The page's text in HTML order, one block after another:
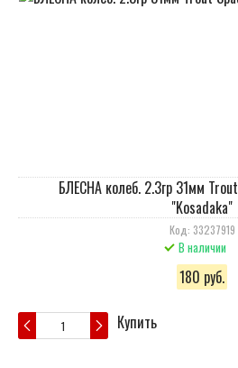
БЛЕСНА колеб. 2.3гр 31мм
"Kosadaka"
Код: 33237919
В наличии
180 руб.
Купить